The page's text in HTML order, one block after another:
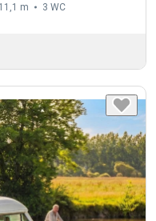
11,1 m 3 WC